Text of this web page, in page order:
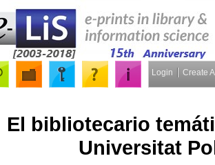
Login Create
El bibliotecario
Universitat